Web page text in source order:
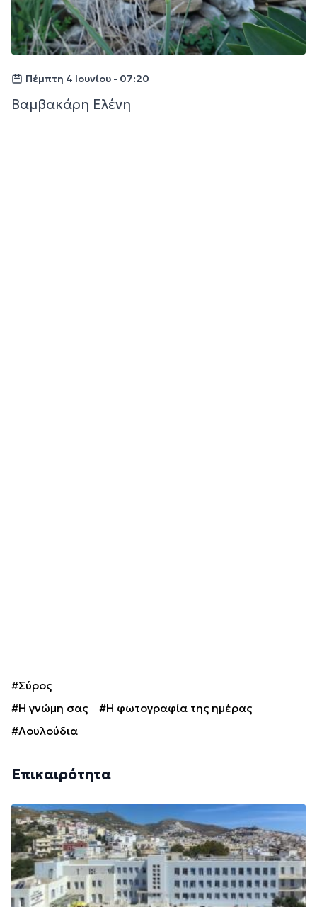
Πέμπτη 4 Ιουνίου - 07:20
Βαμβακάρη Ελένη
#Σύρος
#Η γνώμη σας
#Η φωτογραφία της ημέρας
#Λουλούδια
Επικαιρότητα